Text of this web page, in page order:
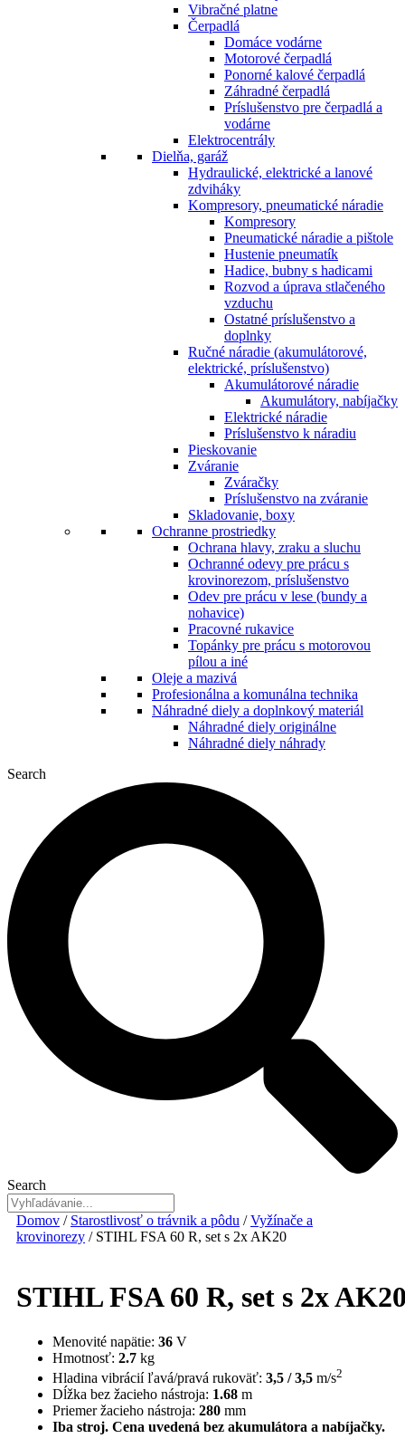
Vibračné platne
Čerpadlá
Domáce vodárne
Motorové čerpadlá
Ponorné kalové čerpadlá
Záhradné čerpadlá
Príslušenstvo pre čerpadlá a
vodárne
Elektrocentrály
Dielňa, garáž
Hydraulické, elektrické a lanové
zdviháky
Kompresory, pneumatické náradie
Kompresory
Pneumatické náradie a pištole
Hustenie pneumatík
Hadice, bubny s hadicami
Rozvod a úprava stlačeného
vzduchu
Ostatné príslušenstvo a
doplnky
Ručné náradie (akumulátorové,
elektrické, príslušenstvo)
Akumulátorové náradie
Akumulátory, nabíjačky
Elektrické náradie
Príslušenstvo k náradiu
Pieskovanie
Zváranie
Zváračky
Príslušenstvo na zváranie
Skladovanie, boxy
Ochranne prostriedky
Ochrana hlavy, zraku a sluchu
Ochranné odevy pre prácu s
krovinorezom, príslušenstvo
Odev pre prácu v lese (bundy a
nohavice)
Pracovné rukavice
Topánky pre prácu s motorovou
pílou a iné
Oleje a mazivá
Profesionálna a komunálna technika
Náhradné diely a doplnkový materiál
Náhradné diely originálne
Náhradné diely náhrady
Search
Search
Domov / Starostlivosť o trávnik a pôdu /Vyžínače a
krovinorezy / STIHL FSA 60 R, set s 2x AK20
STIHL FSA 60 R, set s 2x
Menovité napätie: 36 V
Hmotnosť: 2.7 kg
Hladina vibrácií ľavá/pravá rukoväť: 3,5 / 3,5 m/s2
Dĺžka bez žacieho nástroja: 1.68 m
Priemer žacieho nástroja: 280 mm
Iba stroj. Cena uvedená bez akumulátora a nabíjačky.